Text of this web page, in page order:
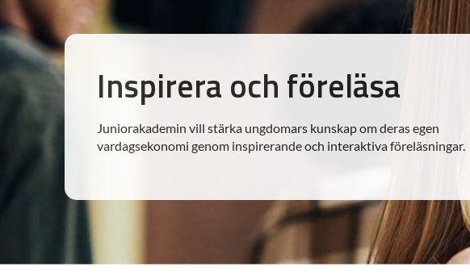
Inspirera och föreläsa
Juniorakademin vill stärka ungdomars kunskap om deras egen
vardagsekonomi genom inspirerande och interaktiva föreläsningar.